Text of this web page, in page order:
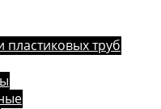
пластиковых труб